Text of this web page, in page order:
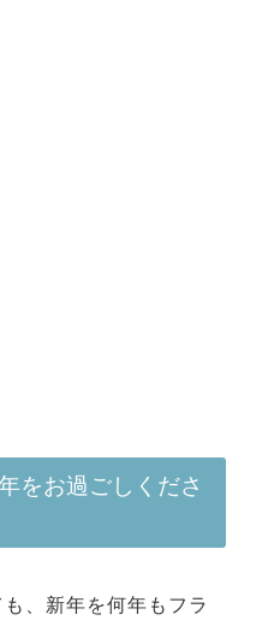
をお過ごしくださ
、新年を何年もフラ